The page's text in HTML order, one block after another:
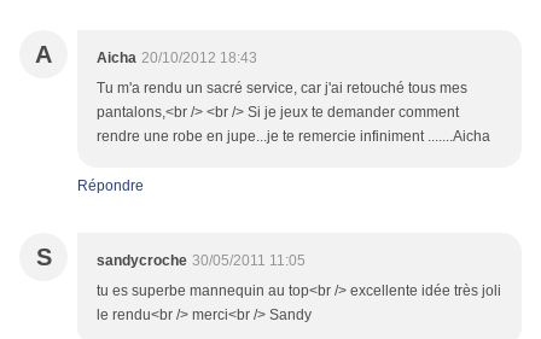
A Aicha 20/10/2012 18:43
Tu m'a rendu un sacré service, car j'ai retouché tous mes
pantalons,<br /> <br /> Si je jeux te demander comment
rendre une robe en jupe...je te remercie infiniment .......Aicha
Répondre
S sandycroche 30/05/2011 11:05
tu es superbe mannequin au top<br /> excellente idée très joli
le rendu<br /> merci<br /> Sandy